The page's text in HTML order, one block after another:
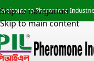
Skip to navigation
Skip to main content
Welcome to Pheromone